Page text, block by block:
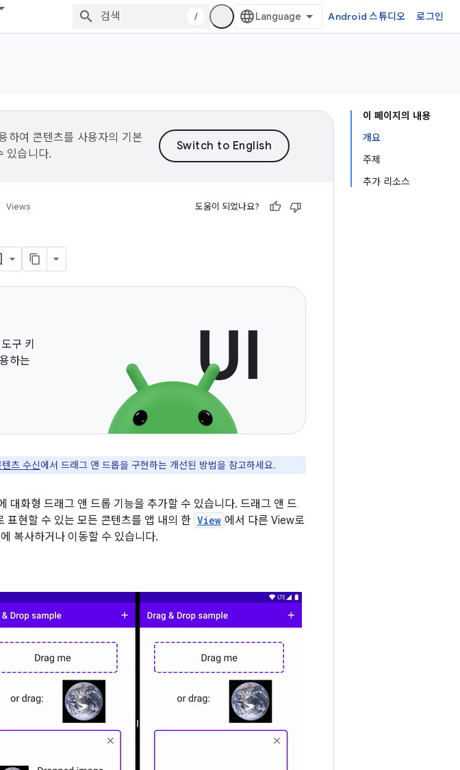
/ Android 스튜디오 로그인
이 페이지의 내용
개요
주제
추가 리소스
하여 콘텐츠를 사용자의 기본
있습니다.
Views 도움이 되었나요?
구 키
하는
츠 수신에서 드래그 앤 드롭을 구현하는 개선된 방법을 참고하세요.
대화형 드래그 앤 드롭 기능을 추가할 수 있습니다. 드래그 앤 드
표현할 수 있는 모든 콘텐츠를 앱 내의 한 View 에서 다른 View로
복사하거나 이동할 수 있습니다.